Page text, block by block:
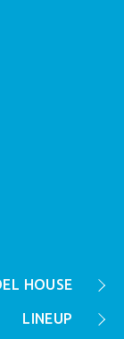
HOUSE
LINEUP